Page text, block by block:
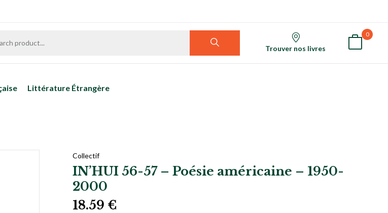
Trouver nos livres
0
Littérature Étrangère
Collectif
IN’HUI 56-57 – Poésie américaine – 1950-
2000
18.59 €